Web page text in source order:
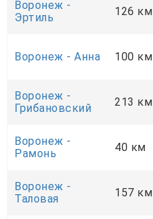
Воронеж -
Эртиль
126 км
Воронеж - Анна 100 км
Воронеж -
Грибановский
213 км
Воронеж -
Рамонь
40 км
Воронеж -
Таловая
157 км